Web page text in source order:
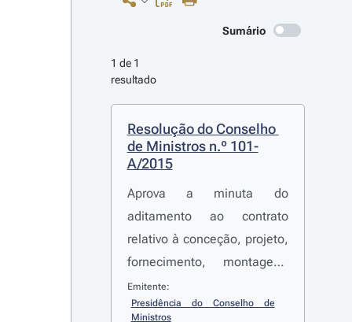
Sumário
1 de 1
resultado
Resolução do Conselho
de Ministros n.º 101-
A/2015
Aprova a minuta do
aditamento ao contrato
relativo à conceção, projeto,
fornecimento, montagem,
construção, gestão e
manutenção do Sistema
Emitente:
Presidência do Conselho de
Ministros